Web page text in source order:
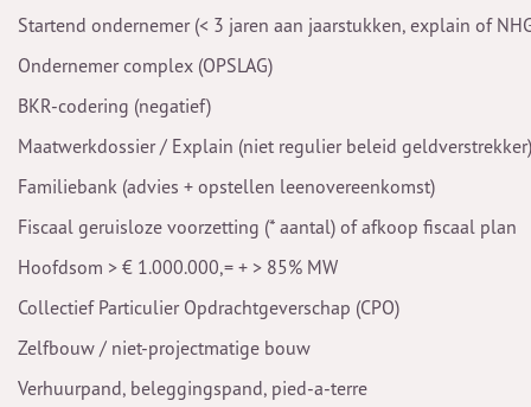
Startend ondernemer (< 3 jaren aan jaarstukken, explain of
Ondernemer complex (OPSLAG)
BKR-codering (negatief)
Maatwerkdossier / Explain (niet regulier beleid geldverstrekker)
Familiebank (advies + opstellen leenovereenkomst)
Fiscaal geruisloze voorzetting (* aantal) of afkoop fiscaal plan
Hoofdsom > € 1.000.000,= + > 85% MW
Collectief Particulier Opdrachtgeverschap (CPO)
Zelfbouw / niet-projectmatige bouw
Verhuurpand, beleggingspand, pied-a-terre